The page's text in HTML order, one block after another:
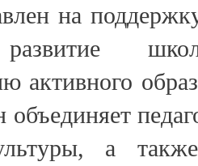
на
развитие
активного
а